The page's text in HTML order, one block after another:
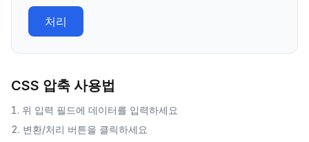
처리
CSS 압축 사용법
위 입력 필드에 데이터를 입력하세요
변환/처리 버튼을 클릭하세요